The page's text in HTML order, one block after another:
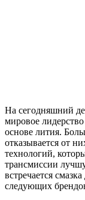
На сегодняшний
мировое
основе лития.
отказывается от
технологий,
трансмиссии
встречается
следующих